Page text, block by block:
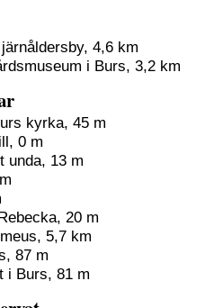
4,6 km
i Burs, 3,2 km
kyrka, 45 m
0 m
unda, 13 m
20 m
5,7 km
87 m
i Burs, 81 m